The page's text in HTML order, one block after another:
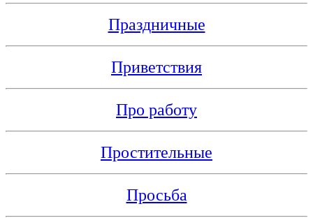
Праздничные
Приветствия
Про работу
Простительные
Просьба